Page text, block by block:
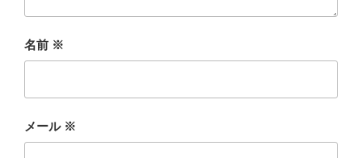
名前 ※
メール ※